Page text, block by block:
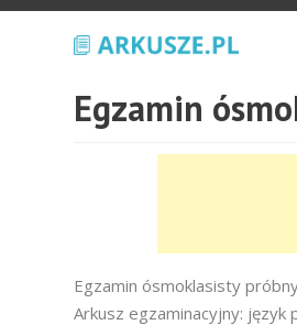
Egzamin
Egzamin ósmoklasisty
Arkusz egzaminacyjny: język